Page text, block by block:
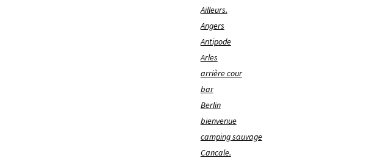
Ailleurs.
Angers
Antipode
Arles
arrière cour
bar
Berlin
bienvenue
camping sauvage
Cancale.